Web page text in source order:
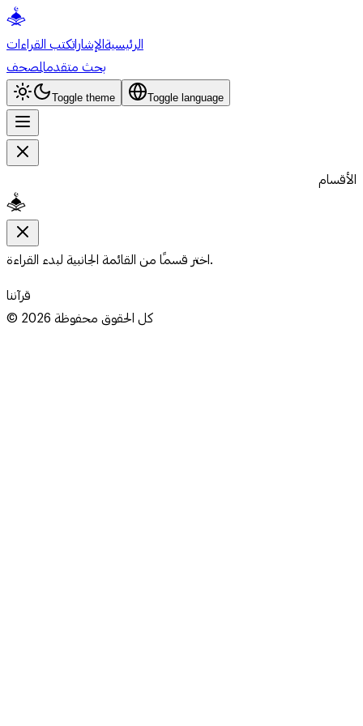
الرئيسيةالإشاراتكتب القراءات
بحث متقدمالمصحف
Toggle theme Toggle language
الأقسام
اختر قسمًا من القائمة الجانبية لبدء القراءة.
قرآننا
© 2026كل الحقوق محفوظة